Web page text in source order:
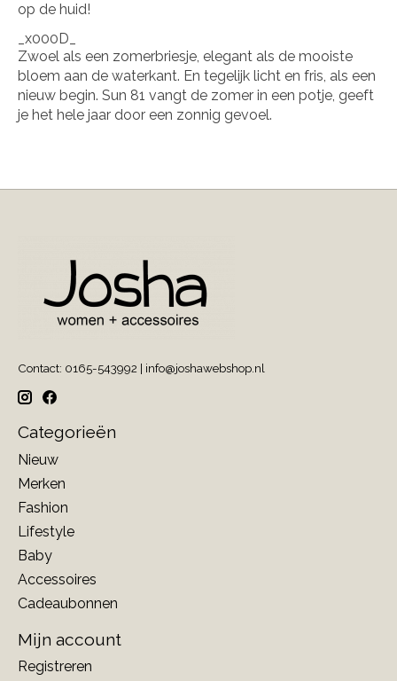
op de huid!
_x000D_
Zwoel als een zomerbriesje, elegant als de mooiste
bloem aan de waterkant. En tegelijk licht en fris, als een
nieuw begin. Sun 81 vangt de zomer in een potje, geeft
je het hele jaar door een zonnig gevoel.
Contact: 0165-543992 | info@joshawebshop.nl
Categorieën
Nieuw
Merken
Fashion
Lifestyle
Baby
Accessoires
Cadeaubonnen
Mijn account
Registreren